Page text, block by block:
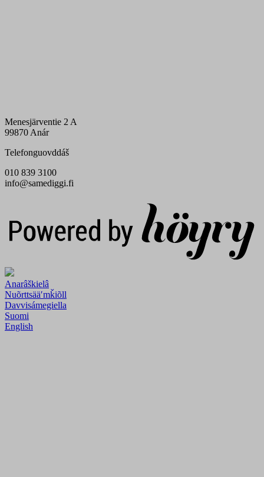
Menesjärventie 2 A
99870 Anár
Telefonguovddáš
010 839 3100
info@samediggi.fi
Anarâškielâ
Nuõrttsääʹmǩiõll
Davvisámegiella
Suomi
English